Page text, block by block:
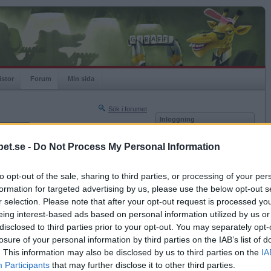
- Do Not Process My Personal Information
opt-out of the sale, sharing to third parties, or processing of your
for targeted advertising by us, please use the below opt-out
selection. Please note that after your opt-out request is processed
interest-based ads based on personal information utilized by us
to third parties prior to your opt-out. You may separately
of your personal information by third parties on the IAB’s list of
This information may also be disclosed by us to third parties on the
Participants that may further disclose it to other third parties.
Forum Min sida
Sök i forumet
Nästa sida »
2017-07-01 12:21
Inloggning
Kom ihåg mig
Glömt ditt lösenord?
Få ny aktiveringslänk
Betapet är gratis!